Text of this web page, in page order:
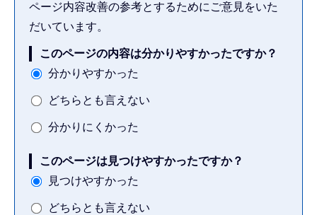
ページ内容改善の参考とするためにご意見をいた
だいています。
このページの内容は分かりやすかったですか？
分かりやすかった
どちらとも言えない
分かりにくかった
このページは見つけやすかったですか？
見つけやすかった
どちらとも言えない